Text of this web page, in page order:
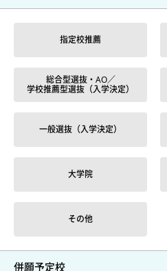
指定校推薦
総合型選抜・AO／
学校推薦型選抜（入学決定）
一般選抜（入学決定）
大学院
その他
併願予定校